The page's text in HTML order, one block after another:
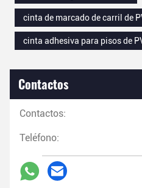
cinta de marcado de carril de
cinta adhesiva para pisos de
Contactos
Contactos:
Teléfono: